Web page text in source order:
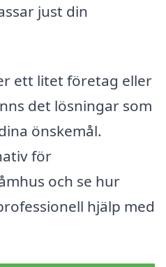
just din
ett litet företag eller
det lösningar som
önskemål.
för
och se hur
hjälp med